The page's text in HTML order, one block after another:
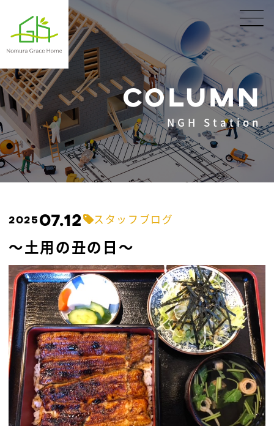
COLUMN
NGH Station
2025 07.12 スタッフブログ
～土用の丑の日～